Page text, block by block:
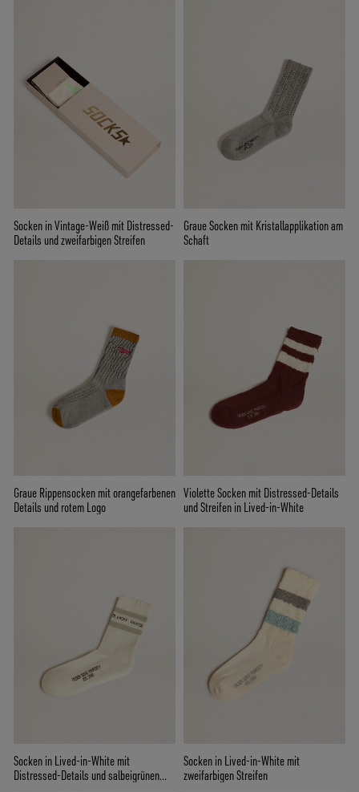
Socken in Vintage-Weiß mit Distressed-
Details und zweifarbigen Streifen
Graue Socken mit Kristallapplikation am
Schaft
Graue Rippensocken mit orangefarbenen
Details und rotem Logo
Violette Socken mit Distressed-Details
und Streifen in Lived-in-White
Socken in Lived-in-White mit
Distressed-Details und salbeigrünen
Socken in Lived-in-White mit
zweifarbigen Streifen